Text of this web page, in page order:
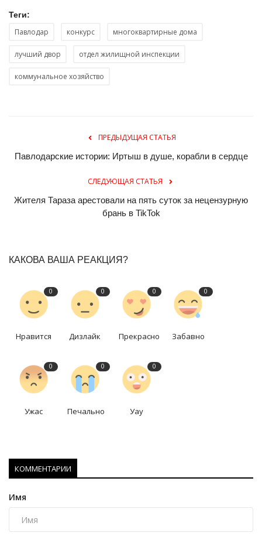
Теги:
Павлодар конкурс многоквартирные дома
лучший двор отдел жилищной инспекции
коммунальное хозяйство
ПРЕДЫДУЩАЯ СТАТЬЯ
Павлодарские истории: Иртыш в душе, корабли в сердце
СЛЕДУЮЩАЯ СТАТЬЯ
Жителя Тараза арестовали на пять суток за нецензурную
брань в TikTok
КАКОВА ВАША РЕАКЦИЯ?
0
Нравится
0
Дизлайк
0
Прекрасно
0
Забавно
0
Ужас
0
Печально
0
Уау
КОММЕНТАРИИ
Имя